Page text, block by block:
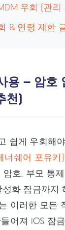
우회 (관리
& 연령 제한
용 – 암호
천)
쉽게 우회해
너쉐어 포유키)
호, 부모 통
화 잠금까지
이러한 모든
어져 iOS 잠